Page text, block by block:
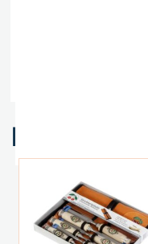
Relaterte